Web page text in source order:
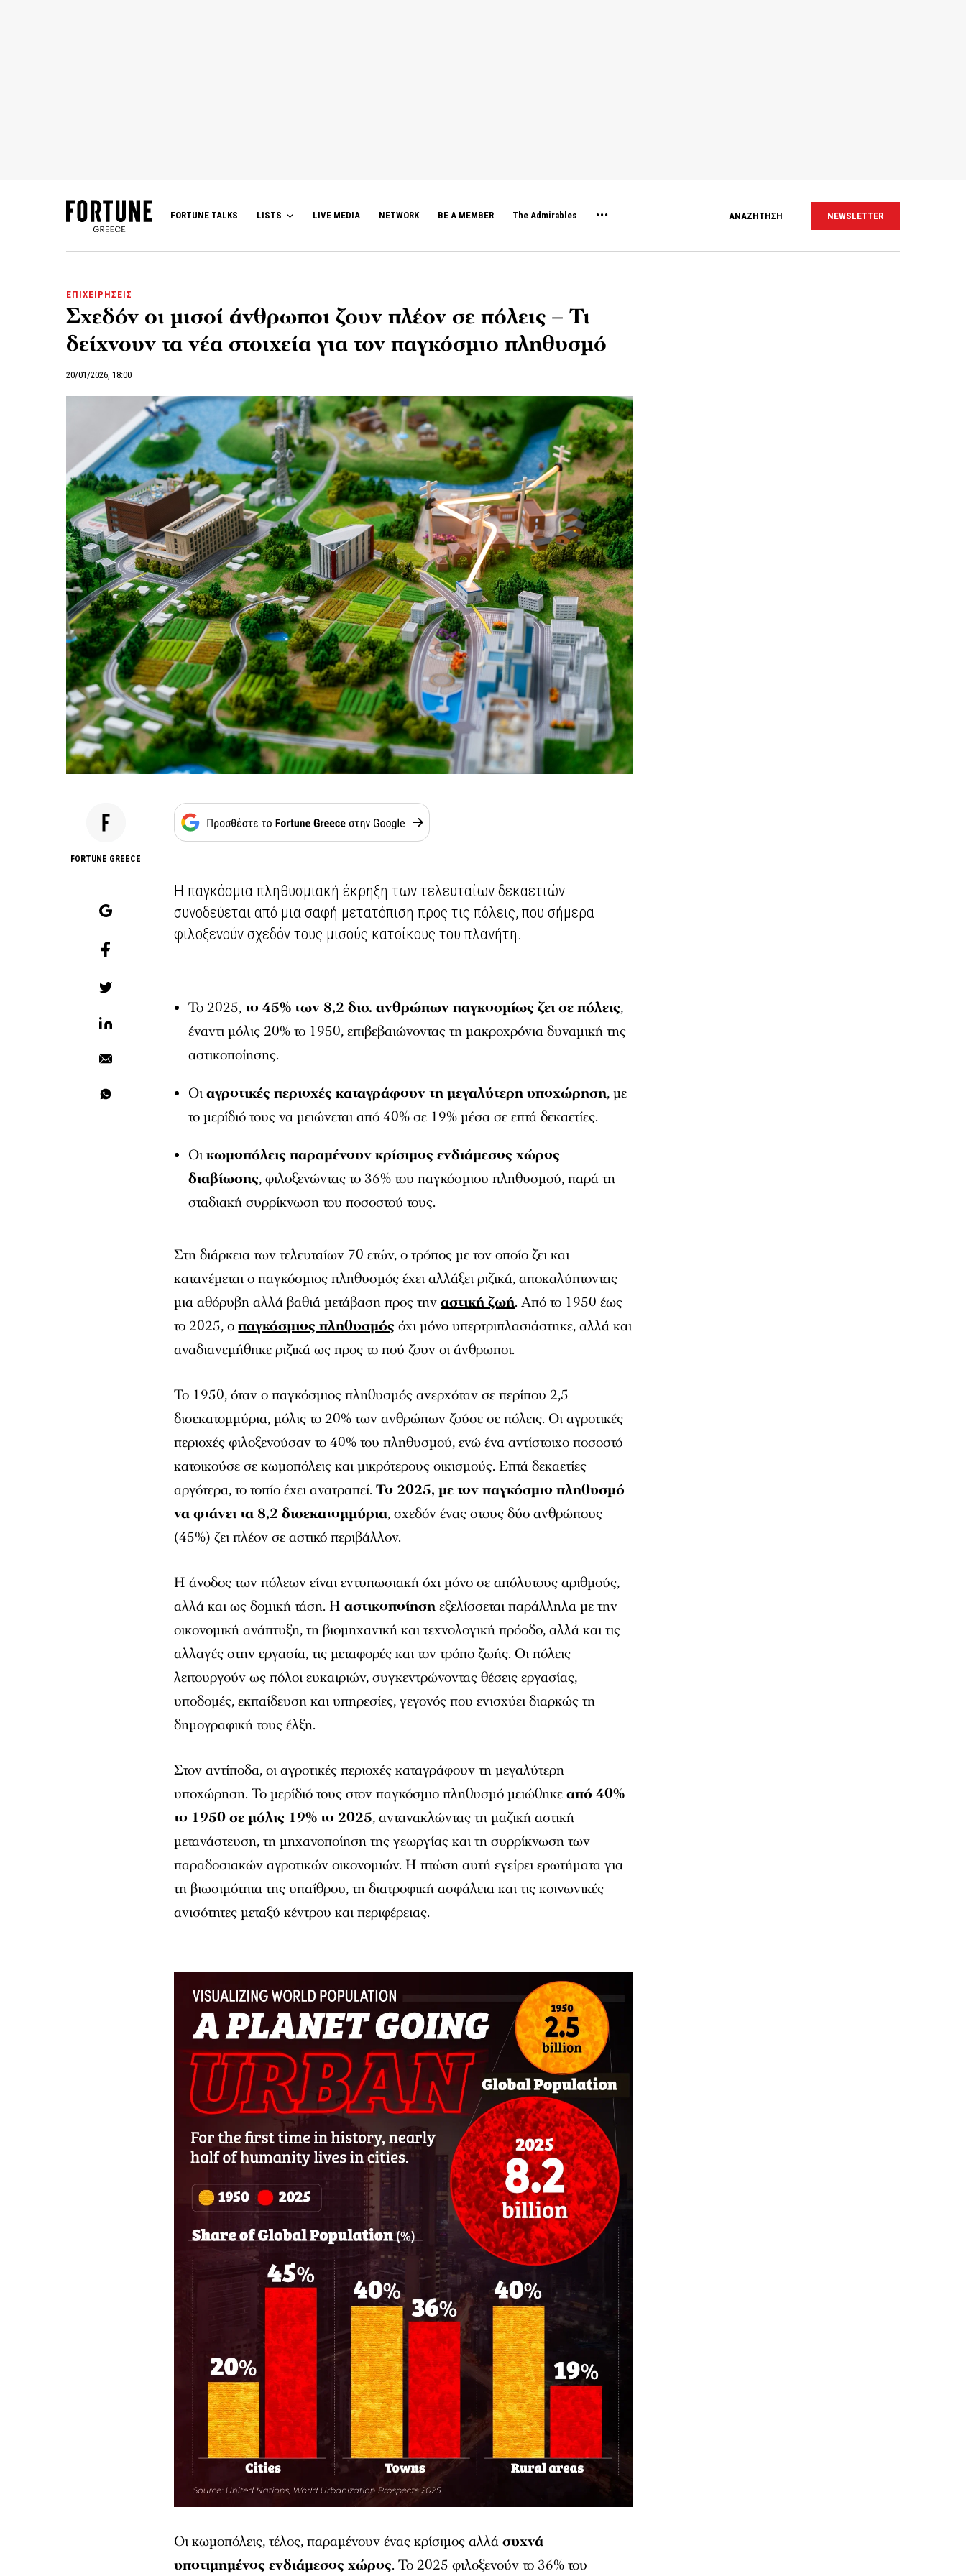
FORTUNE TALKS LISTS LIVE MEDIA NETWORK BE A MEMBER The Admirables ΑΝΑΖΗΤΗΣΗ NEWSLETTER
ΕΠΙΧΕΙΡΗΣΕΙΣ
Σχεδόν οι μισοί άνθρωποι ζουν πλέον σε πόλεις – Τι
δείχνουν τα νέα στοιχεία για τον παγκόσμιο πληθυσμό
20/01/2026, 18:00
FORTUNE GREECE
Η παγκόσμια πληθυσμιακή έκρηξη των τελευταίων δεκαετιών
συνοδεύεται από μια σαφή μετατόπιση προς τις πόλεις, που σήμερα
φιλοξενούν σχεδόν τους μισούς κατοίκους του πλανήτη.
Το 2025,το 45% των 8,2 δισ. ανθρώπων παγκοσμίως ζει σε πόλεις,
έναντι μόλις 20% το 1950, επιβεβαιώνοντας τη μακροχρόνια δυναμική της
αστικοποίησης.
Οιαγροτικές περιοχές καταγράφουν τη μεγαλύτερη υποχώρηση, με
το μερίδιό τους να μειώνεται από 40% σε 19% μέσα σε επτά δεκαετίες.
Οικωμοπόλεις παραμένουν κρίσιμος ενδιάμεσος χώρος
διαβίωσης, φιλοξενώντας το 36% του παγκόσμιου πληθυσμού, παρά τη
σταδιακή συρρίκνωση του ποσοστού τους.
Στη διάρκεια των τελευταίων 70 ετών, ο τρόπος με τον οποίο ζει και
κατανέμεται ο παγκόσμιος πληθυσμός έχει αλλάξει ριζικά, αποκαλύπτοντας
μια αθόρυβη αλλά βαθιά μετάβαση προς τηναστική ζωή. Από το 1950 έως
το 2025, οπαγκόσμιος πληθυσμός όχι μόνο υπερτριπλασιάστηκε, αλλά και
αναδιανεμήθηκε ριζικά ως προς το πού ζουν οι άνθρωποι.
Το 1950, όταν ο παγκόσμιος πληθυσμός ανερχόταν σε περίπου 2,5
δισεκατομμύρια, μόλις το 20% των ανθρώπων ζούσε σε πόλεις. Οι αγροτικές
περιοχές φιλοξενούσαν το 40% του πληθυσμού, ενώ ένα αντίστοιχο ποσοστό
κατοικούσε σε κωμοπόλεις και μικρότερους οικισμούς. Επτά δεκαετίες
αργότερα, το τοπίο έχει ανατραπεί.Το 2025, με τον παγκόσμιο πληθυσμό
να φτάνει τα 8,2 δισεκατομμύρια, σχεδόν ένας στους δύο ανθρώπους
(45%) ζει πλέον σε αστικό περιβάλλον.
Η άνοδος των πόλεων είναι εντυπωσιακή όχι μόνο σε απόλυτους αριθμούς,
αλλά και ως δομική τάση. Ηαστικοποίησηεξελίσσεται παράλληλα με την
οικονομική ανάπτυξη, τη βιομηχανική και τεχνολογική πρόοδο, αλλά και τις
αλλαγές στην εργασία, τις μεταφορές και τον τρόπο ζωής. Οι πόλεις
λειτουργούν ως πόλοι ευκαιριών, συγκεντρώνοντας θέσεις εργασίας,
υποδομές, εκπαίδευση και υπηρεσίες, γεγονός που ενισχύει διαρκώς τη
δημογραφική τους έλξη.
Στον αντίποδα, οι αγροτικές περιοχές καταγράφουν τη μεγαλύτερη
υποχώρηση. Το μερίδιό τους στον παγκόσμιο πληθυσμό μειώθηκεαπό 40%
το 1950 σε μόλις 19% το 2025, αντανακλώντας τη μαζική αστική
μετανάστευση, τη μηχανοποίηση της γεωργίας και τη συρρίκνωση των
παραδοσιακών αγροτικών οικονομιών. Η πτώση αυτή εγείρει ερωτήματα για
τη βιωσιμότητα της υπαίθρου, τη διατροφική ασφάλεια και τις κοινωνικές
ανισότητες μεταξύ κέντρου και περιφέρειας.
Οι κωμοπόλεις, τέλος, παραμένουν ένας κρίσιμος αλλάσυχνά
υποτιμημένος ενδιάμεσος χώρος. Το 2025 φιλοξενούν το 36% του